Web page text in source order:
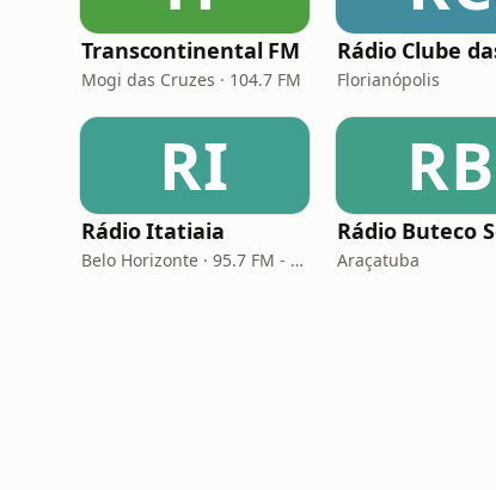
Transcontinental FM
Mogi das Cruzes · 104.7 FM Florianópolis
RI
Rádio Itatiaia
Belo Horizonte · 95.7 FM - 610 AM
RB
Araçatuba